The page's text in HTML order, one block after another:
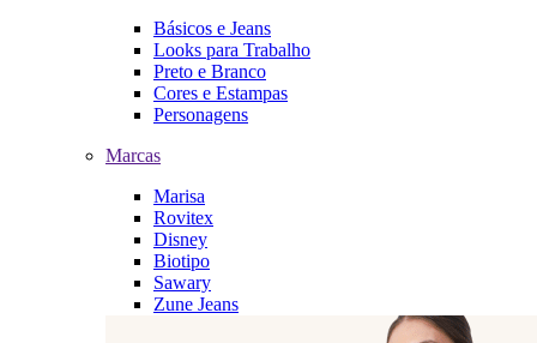
Básicos e Jeans
Looks para Trabalho
Preto e Branco
Cores e Estampas
Personagens
Marcas
Marisa
Rovitex
Disney
Biotipo
Sawary
Zune Jeans